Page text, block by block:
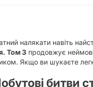
налякати навіть
Том 3 продовжує
Якщо ви шукаєте
битви